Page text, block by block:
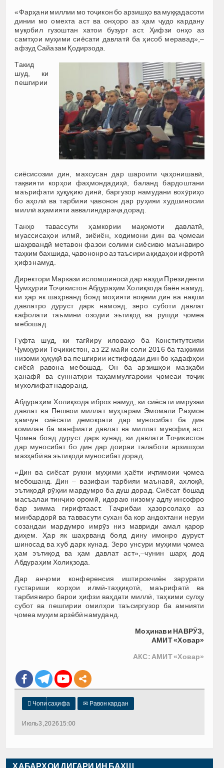
«Фарҳани миллии мо тоҷикон бо арзишҳо ва муққадасоти
динии мо омехта аст ва онҳоро аз ҳам ҷудо кардану
муқобил гузоштан хатои бузург аст. Ҳифзи онҳо аз
самтҳои муҳими сиёсати давлатӣ ба ҳисоб меравад»,–
афзуд Сайазам Қодирзода.
Такид
шуд, ки
пешгирии
сиёсисозии дин, махсусан дар шароити ҷаҳонишавӣ,
тақвияти корҳои фаҳмондадиҳӣ, баланд бардоштани
маърифати ҳуқуқию динӣ, баргузор намудани вохӯриҳо
бо аҳолӣ ва тарбияи ҷавонон дар руҳияи худшиносии
миллӣ аҳамияти аввалиндараҷа дорад.
Танҳо тавассути ҳамкории мақомоти давлатӣ,
муассисаҳои илмӣ, зиёиён, ходимони дин ва ҷомеаи
шаҳрвандӣ метавон фазои солими сиёсивю маънавиро
таҳким бахшида, ҷавононро аз таъсири ақидаҳои ифротӣ
ҳифз намуд.
Директори Маркази исломшиносӣ дар назди Президенти
Ҷумҳурии Тоҷикистон Абдураҳим Холиқзода баён намуд,
ки ҳар як шаҳрванд бояд моҳияти воқеии дин ва нақши
давлатро дуруст дарк намояд, зеро суботи давлат
кафолати таъмини озодии эътиқод ва рушди ҷомеа
мебошад.
Гуфта шуд, ки тағйиру иловаҳо ба Конститутсияи
Ҷумҳурии Тоҷикистон, аз 22 майи соли 2016 ба таҳкими
низоми ҳуқуқӣ ва пешгирии истифодаи дин бо ҳадафҳои
сиёсӣ равона мебошад. Он ба арзишҳои мазҳаби
ҳанафӣ ва суннатҳои таҳаммулгароии ҷомеаи тоҷик
мухолифат надоранд.
Абдураҳим Холиқзода иброз намуд, ки сиёсати имрӯзаи
давлат ва Пешвои миллат муҳтарам Эмомалӣ Раҳмон
ҳамчун сиёсати демократӣ дар муносибат ба дин
комилан ба манфиати давлат ва миллат мувофиқ аст.
Ҷомеа бояд дуруст дарк кунад, ки давлати Тоҷикистон
дар муносибат бо дин дар доираи талаботи арзишҳои
мазҳабӣ ва эътиқодӣ муносибат дорад.
«Дин ва сиёсат рукни муҳими ҳаёти иҷтимоии ҷомеа
мебошанд. Дин – вазифаи тарбияи маънавӣ, ахлоқӣ,
эътиқодӣ рӯҳии мардумро ба душ дорад. Сиёсат бошад
масъалаи тинҷию оромӣ, идораю низому адлу инсофро
бар зимма гирифтааст. Таҷрибаи ҳазорсолаҳо аз
минбардорӣ ва таввасути сухан ба кор андохтани неруи
созандаи мардумро имрӯз низ мавриди амал қарор
диҳем. Ҳар як шаҳрванд бояд дину имонро дуруст
шиносад ва хуб дарк кунад. Зеро унсури муҳими ҷомеа
ҳам эътиқод ва ҳам давлат аст»,–чунин шарҳ дод
Абдураҳим Холиқзода.
Дар анҷоми конференсия иштирокчиён зарурати
густариши корҳои илмӣ-таҳқиқотӣ, маърифатӣ ва
тарбиявиро барои ҳифзи ваҳдати миллӣ, таҳкими сулҳу
субот ва пешгирии омилҳои таъсиргузор ба амнияти
ҷомеа муҳим арзёбӣ намуданд.
Моҳинави НАВРӮЗ,
АМИТ «Ховар»
АКС: АМИТ «Ховар»
 Чопи саҳифа ✉ Равон кардан
Июль 3, 2026 15:00
ХАБАРҲОИ ДИГАРИ ИН БАХШ